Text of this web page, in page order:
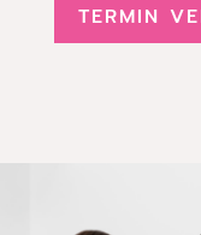
TERMIN